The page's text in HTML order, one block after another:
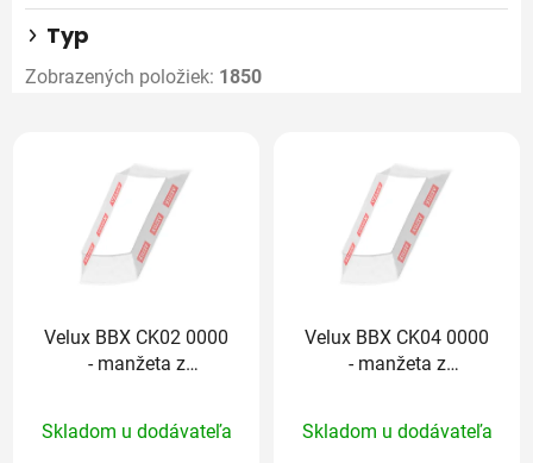
Typ
Zobrazených položiek: 1850
Velux BBX CK02 0000
- manžeta z
hodnotenie
Skladom u dodávateľa
Velux BBX CK04 0000
- manžeta z
hodnotenie
Skladom u dodávateľa